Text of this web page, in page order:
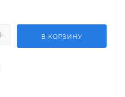
В КОРЗИНУ